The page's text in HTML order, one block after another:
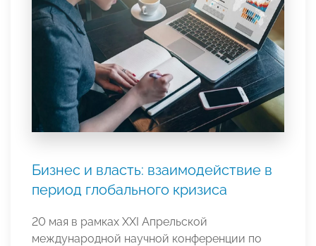
Бизнес и власть: взаимодействие в
период глобального кризиса
20 мая в рамках XXI Апрельской
международной научной конференции по